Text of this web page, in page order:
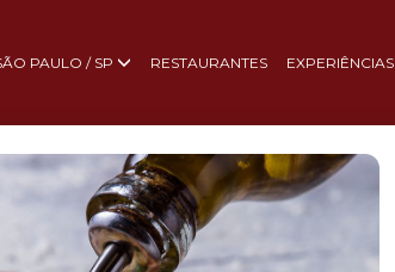
PAULO / SP RESTAURANTES EXPERIÊNCIAS